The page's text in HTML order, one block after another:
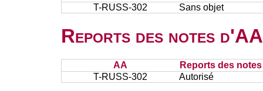
T-RUSS-302
Sans objet
Reports des notes
AA
Reports des
T-RUSS-302
Autorisé